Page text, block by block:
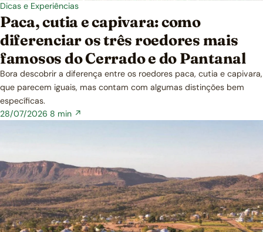
Dicas e Experiências
Paca, cutia e capivara: como
diferenciar os três roedores mais
famosos do Cerrado e do Pantanal
Bora descobrir a diferença entre os roedores paca, cutia e capivara,
que parecem iguais, mas contam com algumas distinções bem
específicas.
28/07/2026 8 min ↗